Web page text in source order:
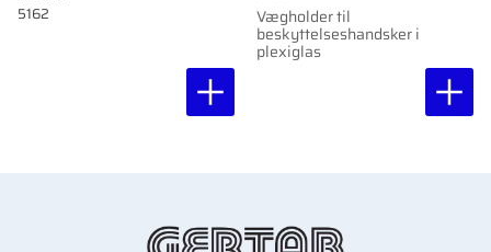
5162 Vægholder til
beskyttelseshandsker i
plexiglas